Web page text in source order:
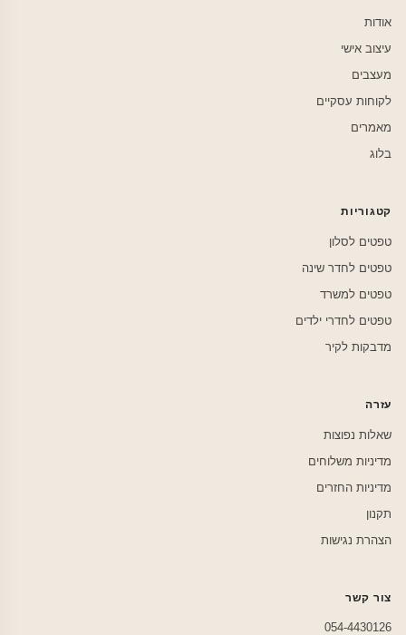
אודות
עיצוב אישי
מעצבים
לקוחות עסקיים
מאמרים
בלוג
קטגוריות
טפטים לסלון
טפטים לחדר שינה
טפטים למשרד
טפטים לחדרי ילדים
מדבקות לקיר
עזרה
שאלות נפוצות
מדיניות משלוחים
מדיניות החזרים
תקנון
הצהרת נגישות
צור קשר
054-4430126